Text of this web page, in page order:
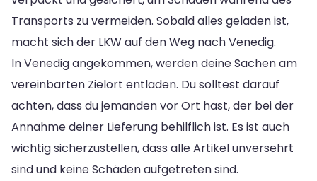
Transports zu vermeiden. Sobald alles geladen ist,
macht sich der LKW auf den Weg nach Venedig.
In Venedig angekommen, werden deine Sachen am
vereinbarten Zielort entladen. Du solltest darauf
achten, dass du jemanden vor Ort hast, der bei der
Annahme deiner Lieferung behilflich ist. Es ist auch
wichtig sicherzustellen, dass alle Artikel unversehrt
sind und keine Schäden aufgetreten sind.